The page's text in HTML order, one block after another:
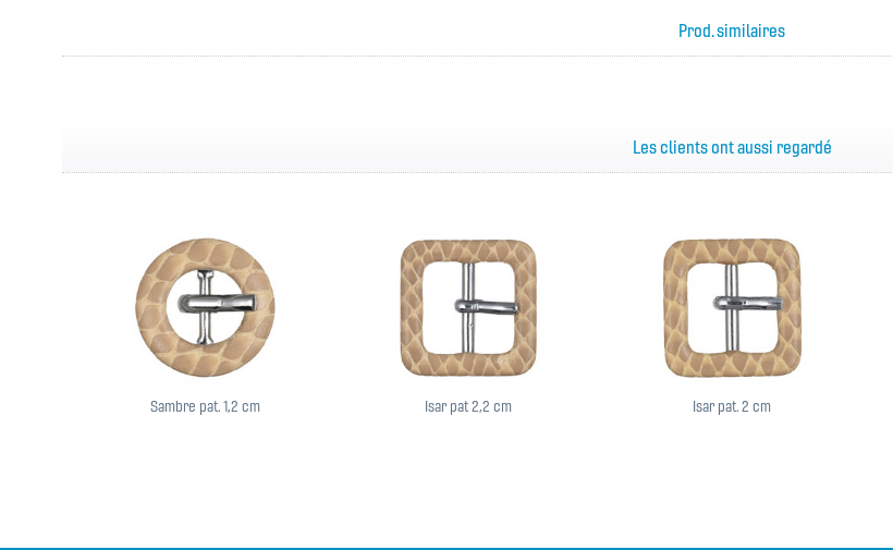
Prod. similaires
Les clients ont aussi regardé
Sambre pat. 1,2 cm Isar pat 2,2 cm Isar pat. 2 cm